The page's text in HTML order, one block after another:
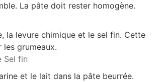
La pâte doit rester homogène.
la levure chimique et le sel fin. Cette
grumeaux.
Sel fin
et le lait dans la pâte beurrée.